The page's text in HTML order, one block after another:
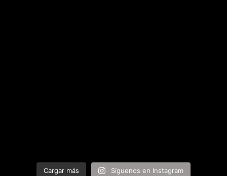
Cargar más Síguenos en Instagram